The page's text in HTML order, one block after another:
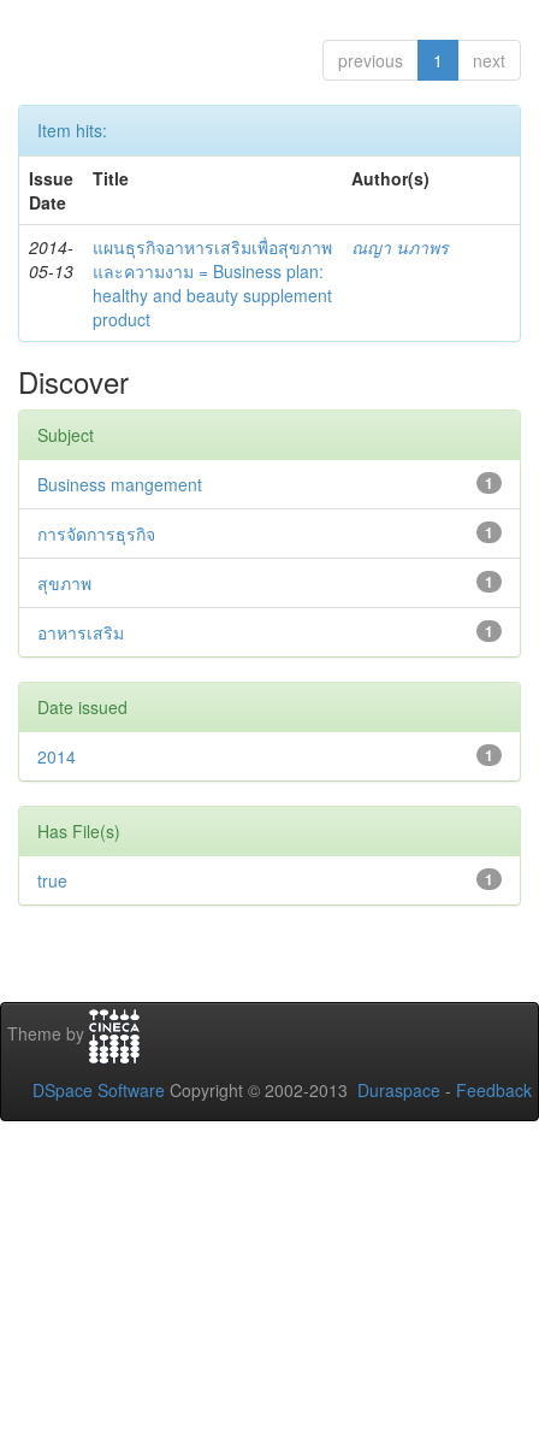
previous 1 next
Item hits:
Issue
Date
Title Author(s)
2014-
05-13
แผนธุรกิจอาหารเสริมเพื่อสุขภาพ
และความงาม = Business plan:
healthy and beauty supplement
product
ณญา นภาพร
Discover
Subject
1
Business mangement
1
การจัดการธุรกิจ
1
สุขภาพ
1
อาหารเสริม
Date issued
1
2014
Has File(s)
1
true
Theme by
DSpace Software Copyright © 2002-2013 Duraspace - Feedback